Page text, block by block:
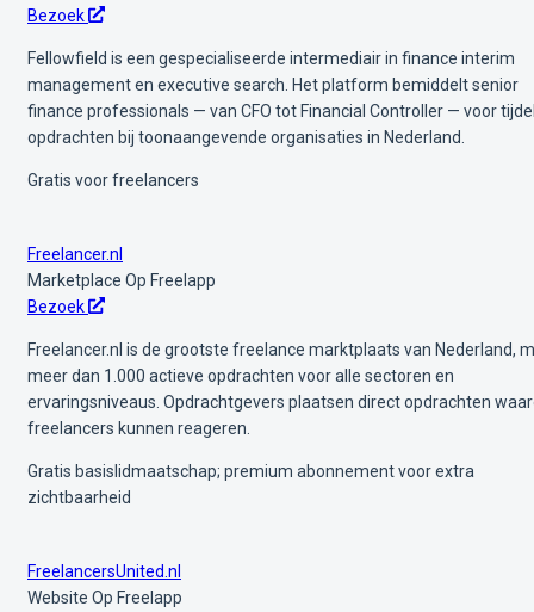
Bezoek
Fellowfield is een gespecialiseerde intermediair in finance interim
management en executive search. Het platform bemiddelt senior
finance professionals — van CFO tot Financial Controller — voor
opdrachten bij toonaangevende organisaties in Nederland.
Gratis voor freelancers
Freelancer.nl
Marketplace Op Freelapp
Bezoek
Freelancer.nl is de grootste freelance marktplaats van Nederland,
meer dan 1.000 actieve opdrachten voor alle sectoren en
ervaringsniveaus. Opdrachtgevers plaatsen direct opdrachten
freelancers kunnen reageren.
Gratis basislidmaatschap; premium abonnement voor extra
zichtbaarheid
FreelancersUnited.nl
Website Op Freelapp